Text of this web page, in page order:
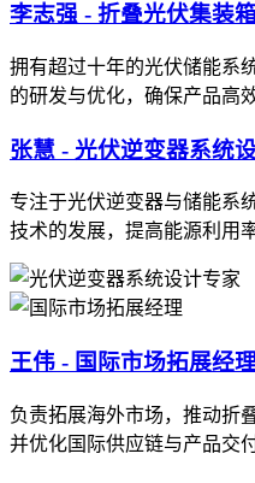
李志强 - 折叠光伏集装
拥有超过十年的光伏储能系
的研发与优化，确保产品高
张慧 - 光伏逆变器系统
专注于光伏逆变器与储能系
技术的发展，提高能源利用
王伟 - 国际市场拓展经
负责拓展海外市场，推动折
并优化国际供应链与产品交